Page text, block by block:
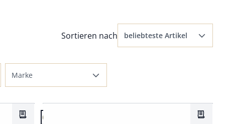
Menü Sortierung: beliebteste Artikel
Sortieren nach beliebteste Artikel
Marke
Stetson
Merkzettel
Artikel 3 von 7.